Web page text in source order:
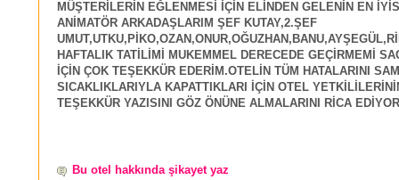
MÜŞTERİLERİN EĞLENMESİ İÇİN ELİNDEN GELENİN EN
ANİMATÖR ARKADAŞLARIM ŞEF KUTAY,2.ŞEF
HAFTALIK TATİLİMİ MUKEMMEL DERECEDE GEÇİRMEMİ
İÇİN ÇOK TEŞEKKÜR EDERİM.OTELİN TÜM HATALARINI
SICAKLIKLARIYLA KAPATTIKLARI İÇİN OTEL
TEŞEKKÜR YAZISINI GÖZ ÖNÜNE ALMALARINI RİCA
Bu otel hakkında şikayet yaz